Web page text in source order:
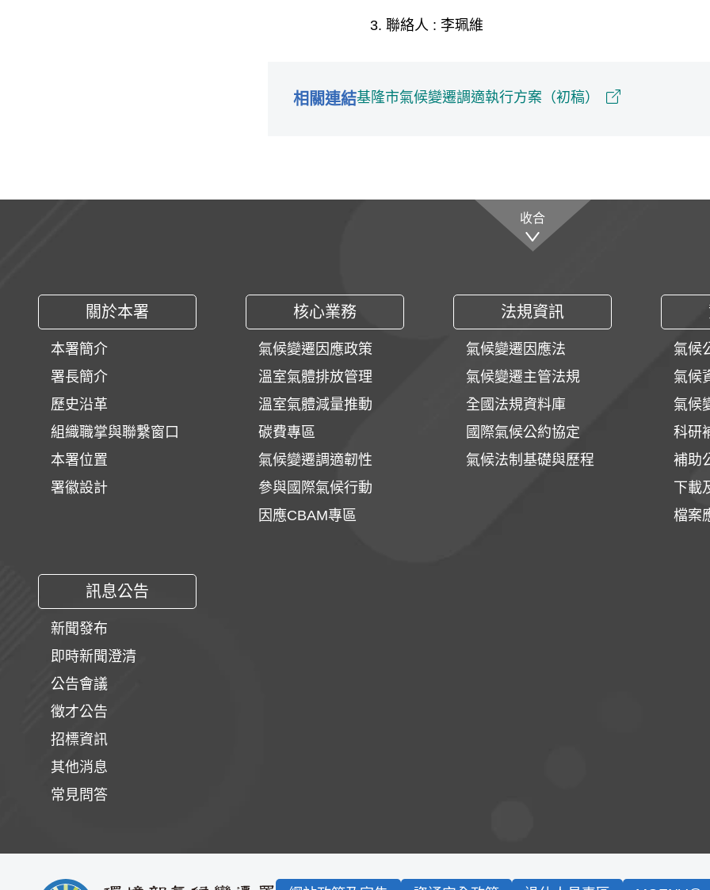
聯絡人 : 李珮維
相關連結基隆市氣候變遷調適執行方案（初稿）
收合
關於本署
本署簡介
署長簡介
歷史沿革
組織職掌與聯繫窗口
本署位置
署徽設計
核心業務
氣候變遷因應政策
溫室氣體排放管理
溫室氣體減量推動
碳費專區
氣候變遷調適韌性
參與國際氣候行動
因應CBAM專區
法規資訊
氣候變遷因應法
氣候變遷主管法規
全國法規資料庫
國際氣候公約協定
氣候法制基礎與歷程
氣候
氣候
氣候
科研
補助
下載
檔案
訊息公告
新聞發布
即時新聞澄清
公告會議
徵才公告
招標資訊
其他消息
常見問答